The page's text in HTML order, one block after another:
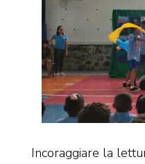
Incoraggiare la